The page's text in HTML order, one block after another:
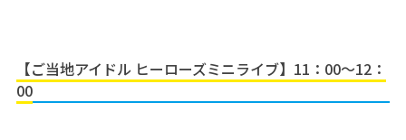
【ご当地アイドル ヒーローズミニライブ】11：00〜12：
00